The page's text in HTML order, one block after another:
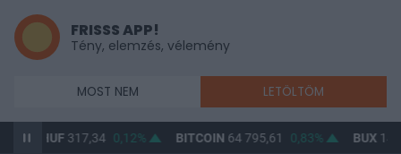
FRISSS APP!
Tény, elemzés, vélemény
MOST NEM LETÖLTÖM
USD/HUF317,34 0,12% BITCOIN64 795,61 0,83% BUX147